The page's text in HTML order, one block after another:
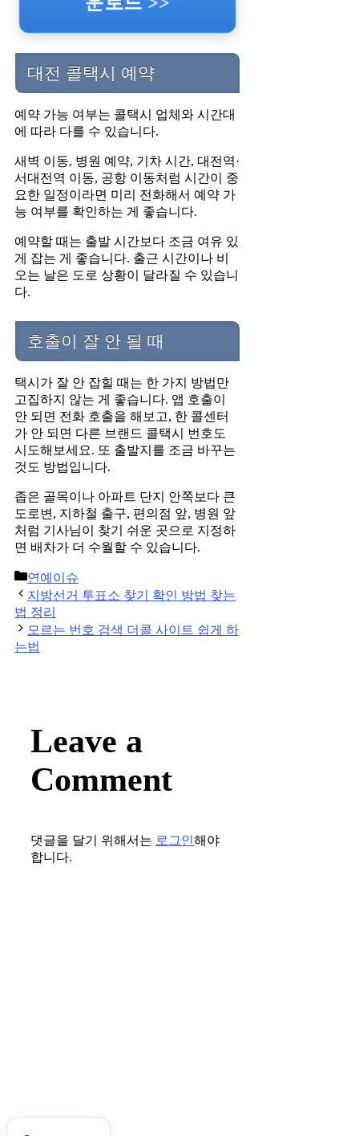
대전 콜택시 예약
예약 가능 여부는 콜택시 업체와 시간대
에 따라 다를 수 있습니다.
새벽 이동, 병원 예약, 기차 시간, 대전역·
서대전역 이동, 공항 이동처럼 시간이 중
요한 일정이라면 미리 전화해서 예약 가
능 여부를 확인하는 게 좋습니다.
예약할 때는 출발 시간보다 조금 여유 있
게 잡는 게 좋습니다. 출근 시간이나 비
오는 날은 도로 상황이 달라질 수 있습니
다.
호출이 잘 안 될 때
택시가 잘 안 잡힐 때는 한 가지 방법만
고집하지 않는 게 좋습니다. 앱 호출이
안 되면 전화 호출을 해보고, 한 콜센터
가 안 되면 다른 브랜드 콜택시 번호도
시도해보세요. 또 출발지를 조금 바꾸는
것도 방법입니다.
좁은 골목이나 아파트 단지 안쪽보다 큰
도로변, 지하철 출구, 편의점 앞, 병원 앞
처럼 기사님이 찾기 쉬운 곳으로 지정하
면 배차가 더 수월할 수 있습니다.
Categories
연예이슈
Post
navigation
지방선거 투표소 찾기 확인 방법 찾는
법 정리
모르는 번호 검색 더콜 사이트 쉽게 하
는법
Leave a
Comment
댓글을 달기 위해서는 로그인해야
합니다.